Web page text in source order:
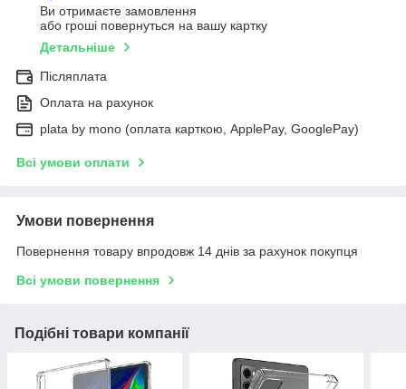
Ви отримаєте замовлення
або гроші повернуться на вашу картку
Детальніше
Післяплата
Оплата на рахунок
plata by mono (оплата карткою, ApplePay, GooglePay)
Всі умови оплати
Умови повернення
Повернення товару впродовж 14 днів за рахунок покупця
Всі умови повернення
Подібні товари компанії